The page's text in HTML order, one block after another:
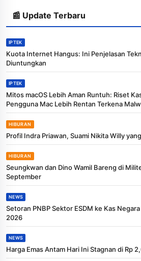
📰 Update Terbaru
IPTEK
Kuota Internet Hangus: Ini Penjelasan
Diuntungkan
IPTEK
Mitos macOS Lebih Aman Runtuh: Riset
Pengguna Mac Lebih Rentan Terkena
HIBURAN
Profil Indra Priawan, Suami Nikita Willy
HIBURAN
Seungkwan dan Dino Wamil Bareng di
September
NEWS
Setoran PNBP Sektor ESDM ke Kas
2026
NEWS
Harga Emas Antam Hari Ini Stagnan di Rp